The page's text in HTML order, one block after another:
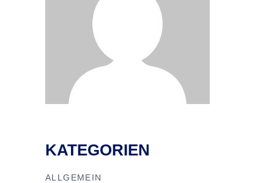
KATEGORIEN
ALLGEMEIN